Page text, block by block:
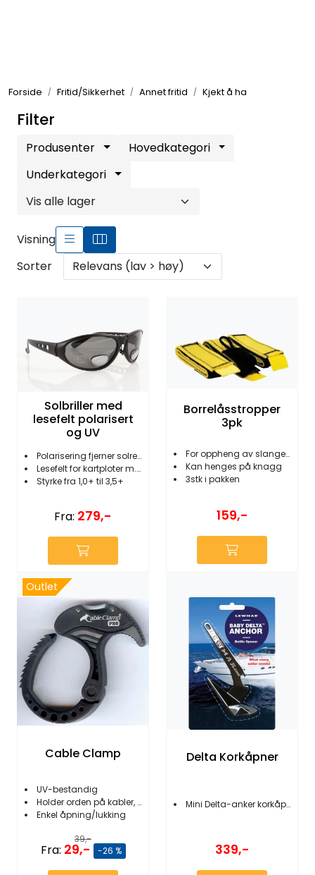
Forside Fritid/Sikkerhet Annet fritid Kjekt å ha
Filter
Produsenter
Hovedkategori
Underkategori
Visning
Sorter
Solbriller med
lesefelt polarisert
og UV
Polarisering fjerner solrefleks
Lesefelt for kartploter m.m.
Styrke fra 1,0+ til 3,5+
Fra: 279,-
Borrelåsstropper
3pk
For oppheng av slanger, kabler etc.
Kan henges på knagg
3stk i pakken
159,-
Outlet
Cable Clamp
UV-bestandig
Holder orden på kabler, slanger m.m.
Enkel åpning/lukking
39,-
Fra: 29,- -26 %
Delta Korkåpner
Mini Delta-anker korkåpner
339,-
Bygg/Innredning
VVS
Motor/Styring
Fritid/Sikkerhet
Båtpleie/Opplag
Outlet
Kampanje